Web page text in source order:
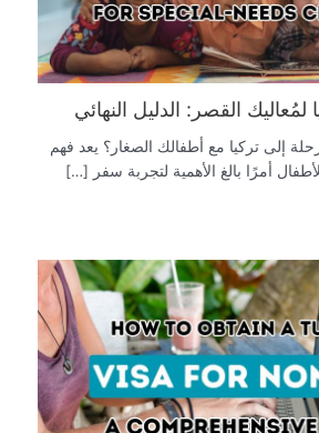
لمُعاليك القصر: الدليل النهائي
إلى تركيا مع أطفالك الصغار؟ يعد فهم
أمرًا بالغ الأهمية لتجربة سفر […]